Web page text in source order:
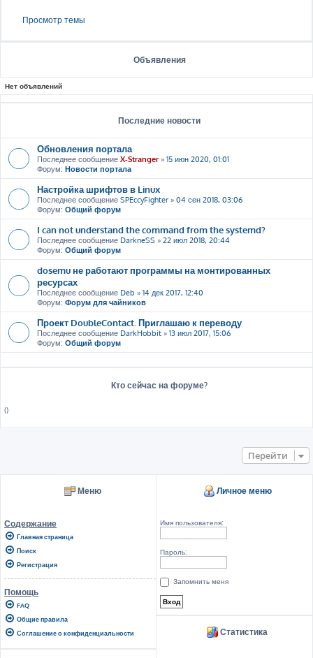
Просмотр темы
Объявления
Нет объявлений
Последние новости
Обновления портала
Последнее сообщение X-Stranger» 15 июн 2020, 01:01
Форум: Новости портала
Настройка шрифтов в Linux
Последнее сообщение SPEccyFighter » 04 сен 2018, 03:06
Форум: Общий форум
I can not understand the command from the systemd?
Последнее сообщение DarkneSS » 22 июл 2018, 20:44
Форум: Общий форум
dosemu не работают программы на монтированных
ресурсах
Последнее сообщение Deb » 14 дек 2017, 12:40
Форум: Форум для чайников
Проект DoubleContact. Приглашаю к переводу
Последнее сообщение DarkHobbit » 13 июл 2017, 15:06
Форум: Общий форум
Кто сейчас на форуме?
()
Перейти
Меню
Содержание
Главная страница
Поиск
Регистрация
Помощь
FAQ
Общие правила
Соглашение о конфиденциальности
Личное меню
Имя пользователя:
Пароль:
Запомнить меня
Статистика